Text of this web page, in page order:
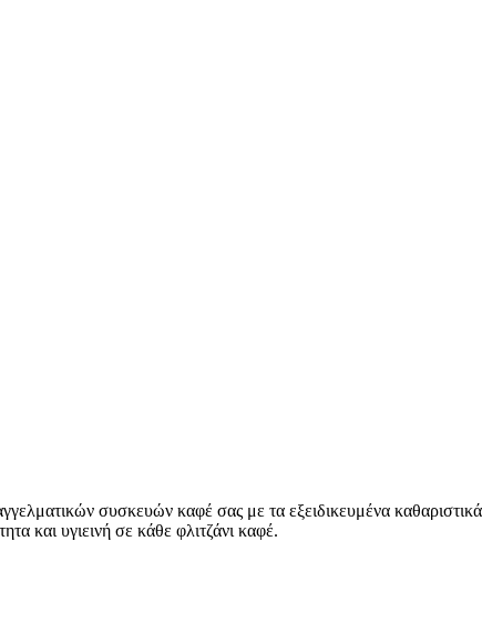
συσκευών καφέ σας με τα εξειδικευμένα
και υγιεινή σε κάθε φλιτζάνι καφέ.